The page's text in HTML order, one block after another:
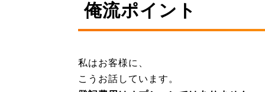
俺流ポイント
私はお客様に、
こうお話しています。